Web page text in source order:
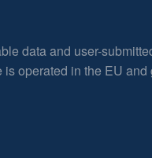
data and user-
operated in the EU